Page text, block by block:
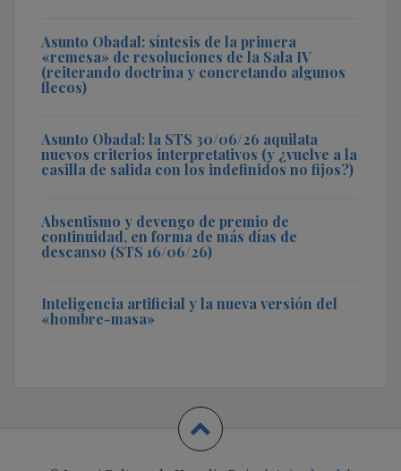
Asunto Obadal: síntesis de la primera
«remesa» de resoluciones de la Sala IV
(reiterando doctrina y concretando algunos
flecos)
Asunto Obadal: la STS 30/06/26 aquilata
nuevos criterios interpretativos (y ¿vuelve a la
casilla de salida con los indefinidos no fijos?)
Absentismo y devengo de premio de
continuidad, en forma de más días de
descanso (STS 16/06/26)
Inteligencia artificial y la nueva versión del
«hombre-masa»